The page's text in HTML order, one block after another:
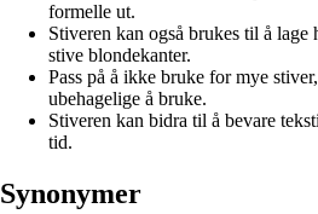
formelle ut.
Stiveren kan også brukes til å lage
stive blondekanter.
Pass på å ikke bruke for mye
ubehagelige å bruke.
Stiveren kan bidra til å bevare
tid.
Synonymer